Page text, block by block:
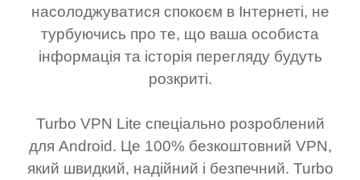
насолоджуватися спокоєм в Інтернеті, не
турбуючись про те, що ваша особиста
інформація та історія перегляду будуть
розкриті.
Turbo VPN Lite спеціально розроблений
для Android. Це 100% безкоштовний VPN,
який швидкий, надійний і безпечний. Turbo